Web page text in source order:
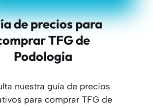
de precios para
TFG de
Podología
nuestra guía de precios
para comprar TFG de